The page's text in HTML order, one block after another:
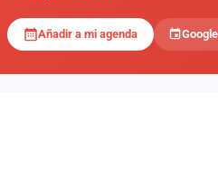
Añadir a mi agenda